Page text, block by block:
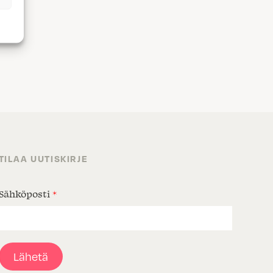
UUTISKIRJE
*
Lähetä